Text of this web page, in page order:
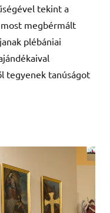
tekint a
megbérmált
plébániai
tegyenek tanúságot